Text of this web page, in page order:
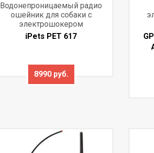
Водонепроницаемый радио
ошейник для собаки с
электрошокером
iPets PET 617
8990 руб.